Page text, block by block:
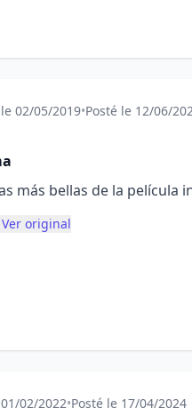
02/05/2019•Posté le 12/06/
más bellas de la
original
02/2022•Posté le 17/04/2024